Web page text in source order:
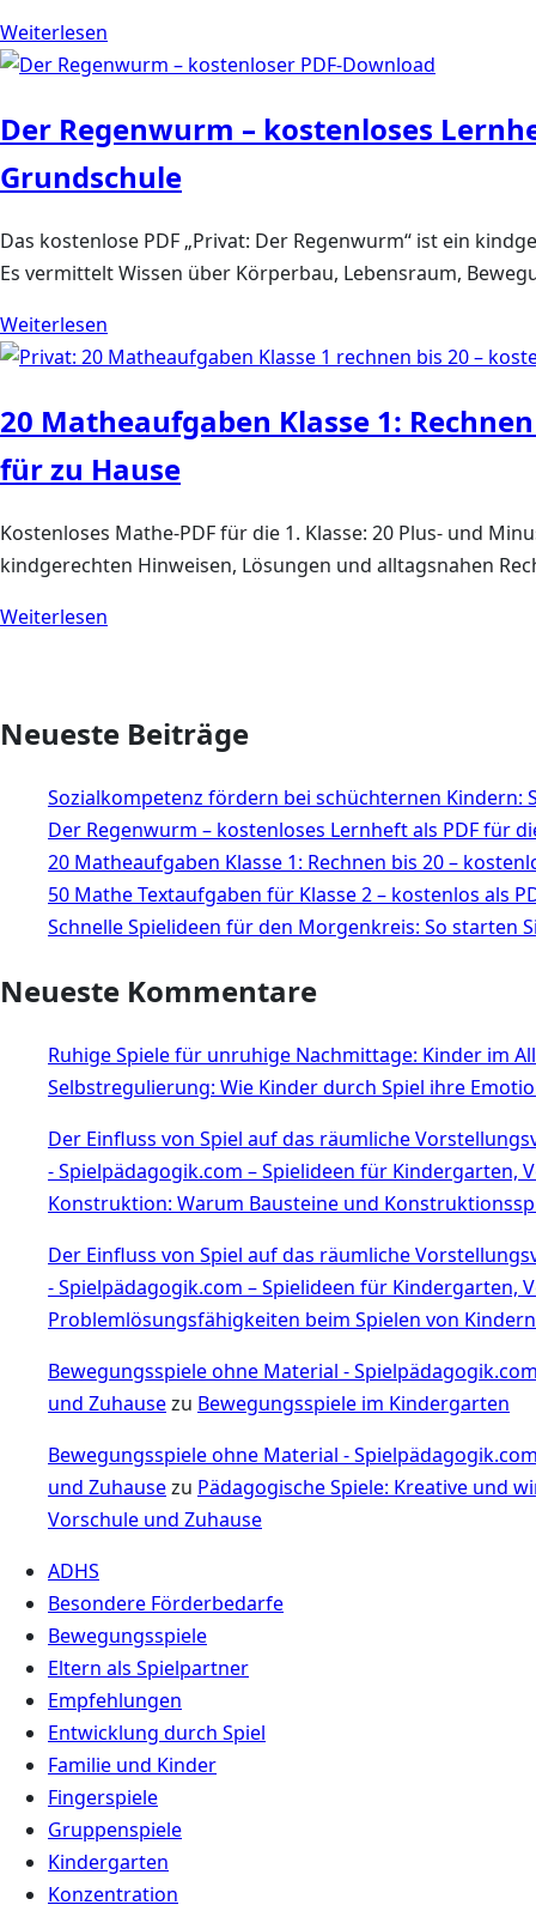
Weiterlesen
Der Regenwurm – kostenloses
Grundschule
Das kostenlose PDF „Privat: Der Regenwurm“ ist ein
Es vermittelt Wissen über Körperbau, Lebensraum,
Weiterlesen
20 Matheaufgaben Klasse 1:
für zu Hause
Kostenloses Mathe-PDF für die 1. Klasse: 20 Plus- und
kindgerechten Hinweisen, Lösungen und alltagsnahen
Weiterlesen
Neueste Beiträge
Sozialkompetenz fördern bei schüchternen Kindern:
Der Regenwurm – kostenloses Lernheft als PDF für
20 Matheaufgaben Klasse 1: Rechnen bis 20 –
50 Mathe Textaufgaben für Klasse 2 – kostenlos als
Schnelle Spielideen für den Morgenkreis: So starten
Neueste Kommentare
Ruhige Spiele für unruhige Nachmittage: Kinder im
Selbstregulierung: Wie Kinder durch Spiel ihre
Der Einfluss von Spiel auf das räumliche
- Spielpädagogik.com – Spielideen für Kindergarten,
Konstruktion: Warum Bausteine und
Der Einfluss von Spiel auf das räumliche
- Spielpädagogik.com – Spielideen für Kindergarten,
Problemlösungsfähigkeiten beim Spielen von Kindern
Bewegungsspiele ohne Material -
und Zuhausezu Bewegungsspiele im Kindergarten
Bewegungsspiele ohne Material -
und Zuhausezu Pädagogische Spiele: Kreative und
Vorschule und Zuhause
ADHS
Besondere Förderbedarfe
Bewegungsspiele
Eltern als Spielpartner
Empfehlungen
Entwicklung durch Spiel
Familie und Kinder
Fingerspiele
Gruppenspiele
Kindergarten
Konzentration